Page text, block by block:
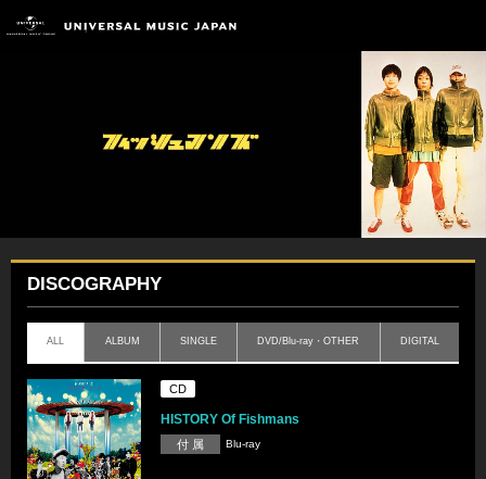
DISCOGRAPHY
ALL ALBUM SINGLE DVD/Blu-ray・OTHER DIGITAL
CD
HISTORY Of Fishmans
付 属 Blu-ray